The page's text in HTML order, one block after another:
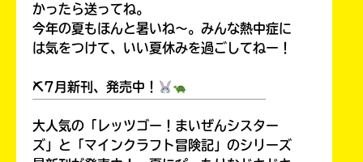
かったら送ってね。
今年の夏もほんと暑いね～。みんな熱中症に
は気をつけて、いい夏休みを過ごしてねー！
⛏7月新刊、発売中！
大人気の「レッツゴー！まいぜんシスター
ズ」と「マインクラフト冒険記」のシリーズ